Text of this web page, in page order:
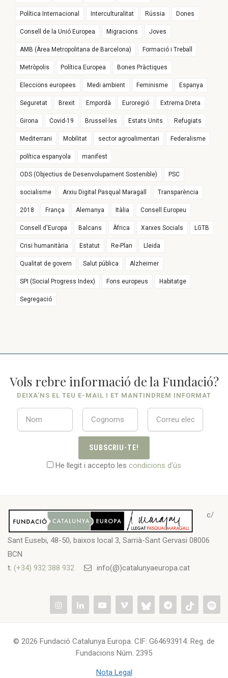
Política Internacional Interculturalitat Rússia Dones
Consell de la Unió Europea Migracions Joves
AMB (Àrea Metropolitana de Barcelona) Formació i Treball
Metròpolis Política Europea Bones Pràctiques
Eleccions europees Medi ambient Feminisme Espanya
Seguretat Brexit Empordà Euroregió Extrema Dreta
Girona Covid-19 Brussel·les Estats Units Refugiats
Mediterrani Mobilitat sector agroalimentari Federalisme
política espanyola manifest
ODS (Objectius de Desenvolupament Sostenible) PSC
socialisme Arxiu Digital Pasqual Maragall Transparència
2018 França Alemanya Itàlia Consell Europeu
Consell d'Europa Balcans Àfrica Xarxes Socials LGTB
Crisi humanitària Estatut Re-Plan Lleida
Qualitat de govern Salut pública Alzheimer
SPI (Social Progress Index) Fons europeus Habitatge
Segregació
Vols rebre informació de la Fundació?
DEIXA’NS EL TEU E-MAIL I ET MANTINDREM INFORMAT
SUBSCRIU-TE!
He llegit i accepto les condicions d'ús
c/
Sant Eusebi, 48-50, baixos local 3, Sarrià-Sant Gervasi 08006
BCN
t. (+34) 932 388 932 info(@)catalunyaeuropa.cat
© 2026 Fundació Catalunya Europa. CIF: G64693914. Reg. de
Fundacions Núm. 2395
Nota Legal